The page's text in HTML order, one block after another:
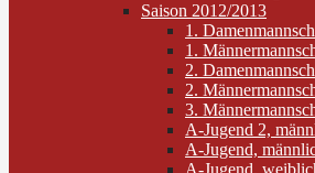
Saison 2012/2013
1.
1.
2.
2.
3.
A-Jugend 2,
A-Jugend,
A-Jugend,